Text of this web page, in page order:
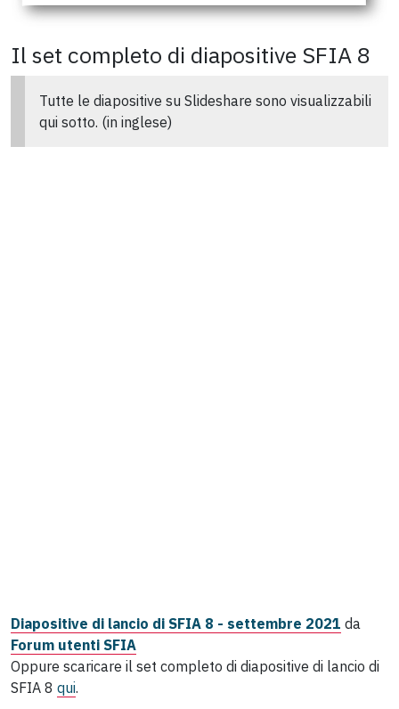
Il set completo di diapositive SFIA 8
Tutte le diapositive su Slideshare sono visualizzabili
qui sotto. (in inglese)
Diapositive di lancio di SFIA 8 - settembre 2021 da
Forum utenti SFIA
Oppure scaricare il set completo di diapositive di lancio di
SFIA 8 qui.